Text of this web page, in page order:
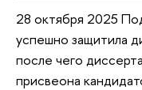
28 октября 2025
успешно защитила
после чего
присвеона